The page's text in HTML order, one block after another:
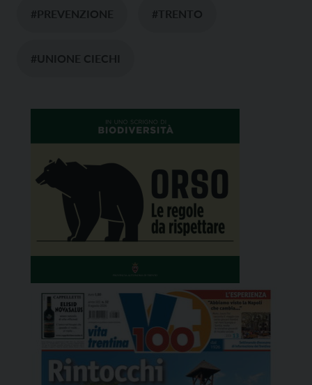
#PREVENZIONE #TRENTO
#UNIONE CIECHI